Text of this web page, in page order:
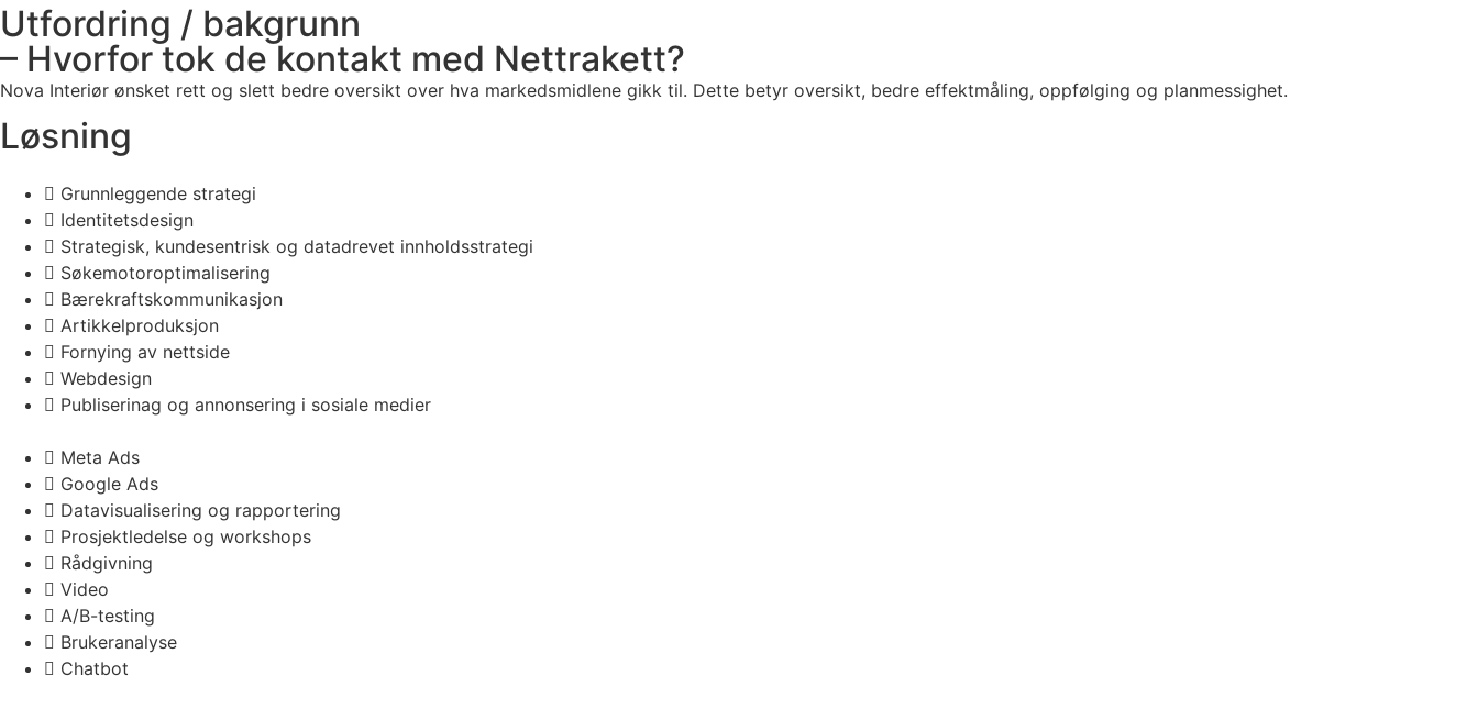
Utfordring / bakgrunn
– Hvorfor tok de kontakt med Nettrakett?
Nova Interiør ønsket rett og slett bedre oversikt over hva markedsmidlene gikk til. Dette betyr oversikt, bedre effektmåling, oppfølging og planmessighet.
Løsning
Grunnleggende strategi
Identitetsdesign
Strategisk, kundesentrisk og datadrevet innholdsstrategi
Søkemotoroptimalisering
Bærekraftskommunikasjon
Artikkelproduksjon
Fornying av nettside
Webdesign
Publiserinag og annonsering i sosiale medier
Meta Ads
Google Ads
Datavisualisering og rapportering
Prosjektledelse og workshops
Rådgivning
Video
A/B-testing
Brukeranalyse
Chatbot